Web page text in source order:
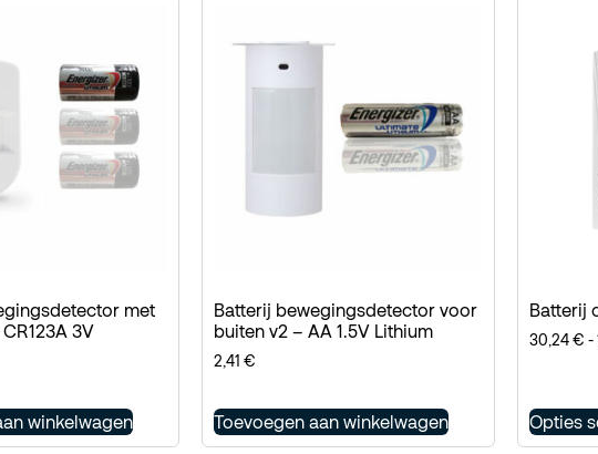
met
3V
winkelwagen
Batterij bewegingsdetector voor
buiten v2 – AA 1.5V Lithium
2,41 €
Toevoegen aan winkelwagen
Batterij
30,24€ -
Opties